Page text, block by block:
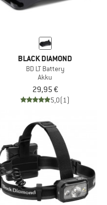
BLACK DIAMOND
BD LT Battery
Akku
29,95 €
5,0(1)